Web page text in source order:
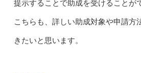
提示することで助成を受けることが
こちらも、詳しい助成対象や申請方
きたいと思います。